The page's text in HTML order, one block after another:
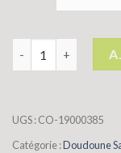
quantité de
UGS :CO-19000385
Catégorie :Doudoune